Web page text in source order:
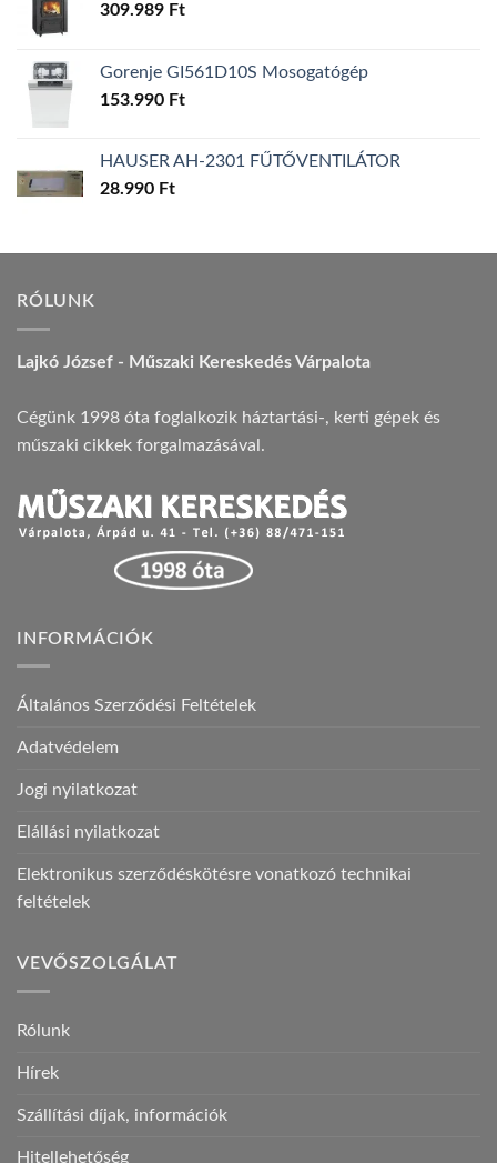
309.989 Ft
Gorenje GI561D10S Mosogatógép
153.990 Ft
HAUSER AH-2301 FŰTŐVENTILÁTOR
28.990 Ft
RÓLUNK
Lajkó József - Műszaki Kereskedés Várpalota
Cégünk 1998 óta foglalkozik háztartási-, kerti gépek és
műszaki cikkek forgalmazásával.
INFORMÁCIÓK
Általános Szerződési Feltételek
Adatvédelem
Jogi nyilatkozat
Elállási nyilatkozat
Elektronikus szerződéskötésre vonatkozó technikai
feltételek
VEVŐSZOLGÁLAT
Rólunk
Hírek
Szállítási díjak, információk
Hitellehetőség